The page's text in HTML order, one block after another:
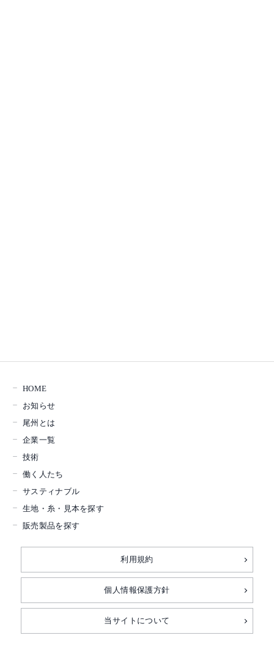
HOME
お知らせ
尾州とは
企業一覧
技術
働く人たち
サスティナブル
生地・糸・見本を探す
販売製品を探す
利用規約
個人情報保護方針
当サイトについて